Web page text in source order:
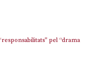
pel “drama
per part de la UFEC